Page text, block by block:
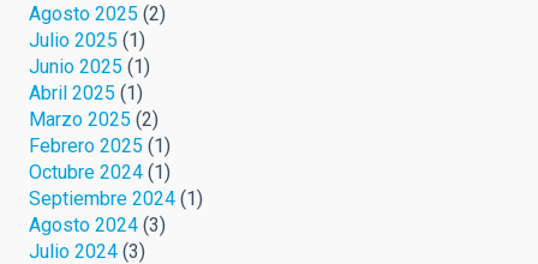
Agosto 2025 (2)
Julio 2025 (1)
Junio 2025 (1)
Abril 2025 (1)
Marzo 2025 (2)
Febrero 2025 (1)
Octubre 2024 (1)
Septiembre 2024 (1)
Agosto 2024 (3)
Julio 2024 (3)